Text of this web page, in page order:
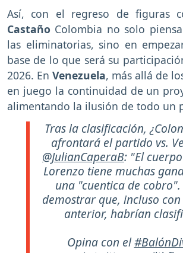
Así, con el regreso de figuras
Castaño Colombia no solo
las eliminatorias, sino en
base de lo que será su
2026. En Venezuela, más allá de
en juego la continuidad de un
alimentando la ilusión de todo un
Tras la clasificación,
afrontará el partido vs.
@JulianCaperaB: "El
Lorenzo tiene muchas
una "cuentica de
demostrar que, incluso
anterior, habrían
Opina con el